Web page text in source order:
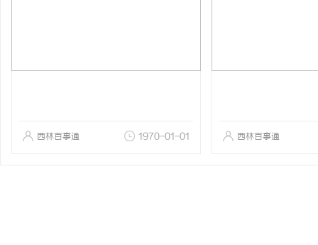
西林百事通 1970-01-01 西林百事通